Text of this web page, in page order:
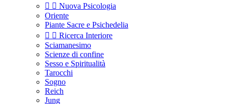
  Nuova Psicologia
Oriente
Piante Sacre e Psichedelia
  Ricerca Interiore
Sciamanesimo
Scienze di confine
Sesso e Spiritualità
Tarocchi
Sogno
Reich
Jung